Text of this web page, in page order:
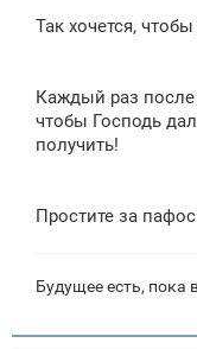
Так хочется,
Каждый раз после
чтобы Господь
получить!
Простите за
Будущее есть, пока